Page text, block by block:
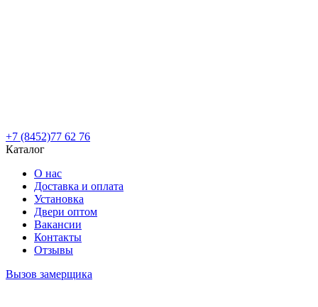
+7 (8452)77 62 76
Каталог
О нас
Доставка и оплата
Установка
Двери оптом
Вакансии
Контакты
Отзывы
Вызов замерщика